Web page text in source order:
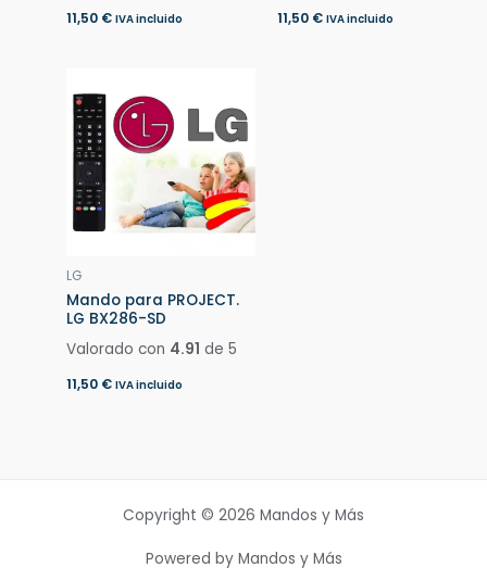
11,50 € IVA incluido 11,50 € IVA incluido
LG
Mando para PROJECT.
LG BX286-SD
Valorado con 4.91 de 5
11,50 € IVA incluido
Copyright © 2026 Mandos y Más
Powered by Mandos y Más